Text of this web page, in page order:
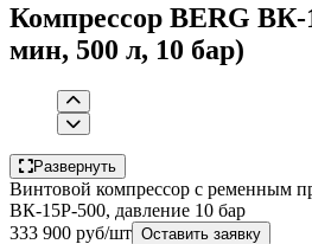
Компрессор BERG ВК-
мин, 500 л, 10 бар)
Развернуть
Винтовой компрессор с ременным
ВК-15Р-500, давление 10 бар
333 900 руб/шт Оставить заявку